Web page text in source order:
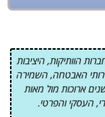
הוותיקות, היציבות
האבטחה, השמירה
ארוכות מול מאות
העסקי והפרטי.